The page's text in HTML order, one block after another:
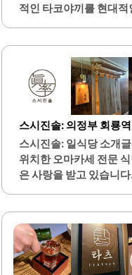
적인 타코야끼를 현대
어납니다. 매장에서 제
은 촉촉한 식감을 자랑
택의 폭이 넓습니다.바
장 주문도 가능하며,
를 즐길 수 있는 장점이
소스와 토핑을 선택할
용이합니다. 바른타코
한 서비스를 제공하며,
식사를 즐길 수 있습니
스시진솔: 의정부 회룡
스시진솔: 일식당 소개
위치한 오마카세 전문
은 사랑을 받고 있습니
과 비주얼 모두 만족스
담백한 생선류부터 시
는 구성으로, 식사의 흐
합니다. 또한, 각 코스의